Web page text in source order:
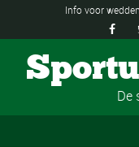
Info voor wedden

De